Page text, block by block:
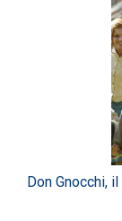
Don Gnocchi,